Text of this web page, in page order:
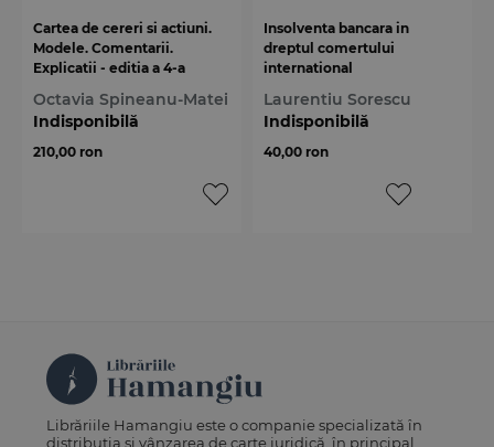
Cartea de cereri si actiuni.
Modele. Comentarii.
Explicatii - editia a 4-a
Octavia Spineanu-Matei
Indisponibilă
210,00 ron
Insolventa bancara in
dreptul comertului
international
Laurentiu Sorescu
Indisponibilă
40,00 ron
Librăriile Hamangiu este o companie specializată în
distribuția și vânzarea de carte juridică, în principal